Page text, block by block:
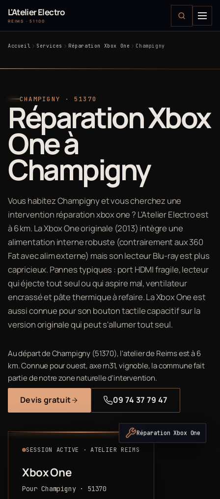
L'Atelier Electro
REIMS · 51100
Accueil Services Réparation Xbox One Champigny
CHAMPIGNY · 51370
Réparation Xbox
One à
Champigny
Vous habitez Champigny et vous cherchez une
intervention réparation xbox one ? L'Atelier Electro est
à 6 km. La Xbox One originale (2013) intègre une
alimentation interne robuste (contrairement aux 360
Fat avec alim externe) mais son lecteur Blu-ray est plus
capricieux. Pannes typiques : port HDMI fragile, lecteur
qui éjecte tout seul ou qui aspire mal, ventilateur
encrassé et pâte thermique à refaire. La Xbox One est
aussi connue pour son bouton tactile capacitif sur la
version originale qui peut s'allumer tout seul.
Au départ de Champigny (51370), l'atelier de Reims est à 6
km. Connue pour ouest, axe rn31, vignoble, la commune fait
partie de notre zone naturelle d'intervention.
Devis gratuit 09 74 37 79 47
SESSION ACTIVE · ATELIER REIMS
Xbox One
Pour Champigny · 51370
Réparation Xbox One